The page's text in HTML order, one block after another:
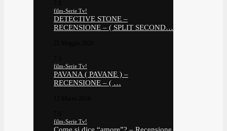
film-Serie Tv!
DETECTIVE STONE –
RECENSIONE – ( SPLIT SECOND…
film-Serie Tv!
PAVANA ( PAVANE ) –
RECENSIONE – ( …
film-Serie Tv!